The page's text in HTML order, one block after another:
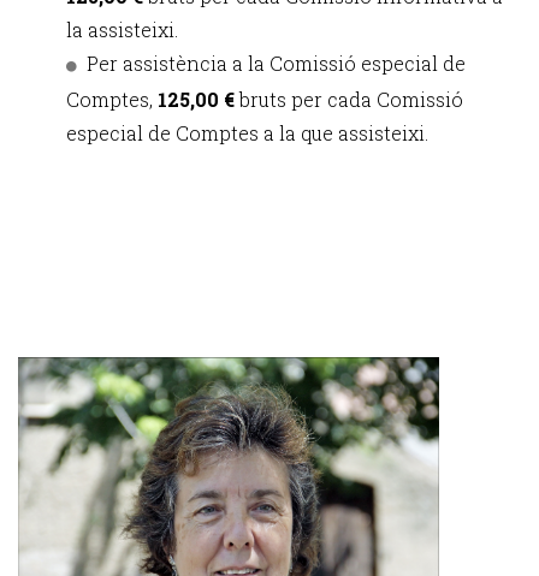
la assisteixi.
Per assistència a la Comissió especial de
Comptes, 125,00 €bruts per cada Comissió
especial de Comptes a la que assisteixi.